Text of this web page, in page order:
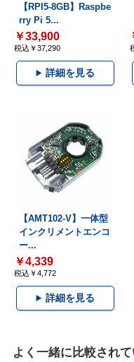
【RPI5-8GB】Raspbe
rry Pi 5...
￥33,900
税込￥37,290
詳細を見る
【AMT102-V】一体型
インクリメントエンコ
ー...
￥4,339
税込￥4,772
詳細を見る
よく一緒に比較され